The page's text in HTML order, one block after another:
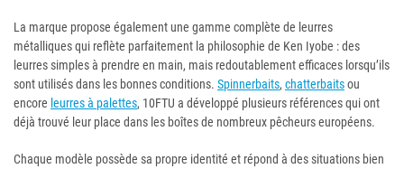
La marque propose également une gamme complète de leurres
métalliques qui reflète parfaitement la philosophie de Ken Iyobe : des
leurres simples à prendre en main, mais redoutablement efficaces lorsqu’ils
sont utilisés dans les bonnes conditions. Spinnerbaits, chatterbaitsou
encore leurres à palettes, 10FTU a développé plusieurs références qui ont
déjà trouvé leur place dans les boîtes de nombreux pêcheurs européens.
Chaque modèle possède sa propre identité et répond à des situations bien